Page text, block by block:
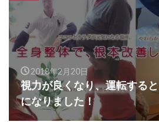
2018年2月20日
視力が良くなり、運転する
になりました！